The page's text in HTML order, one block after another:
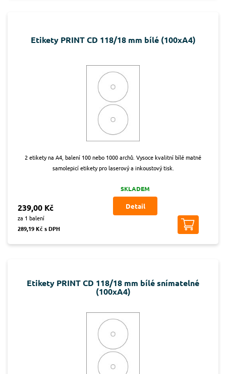
Etikety PRINT CD 118/18 mm bílé (100xA4)
2 etikety na A4, balení 100 nebo 1000 archů. Vysoce kvalitní bílé matné
samolepicí etikety pro laserový a inkoustový tisk.
239,00 Kč
za 1 balení
289,19 Kč s DPH
SKLADEM
Detail
Etikety PRINT CD 118/18 mm bílé snímatelné
(100xA4)